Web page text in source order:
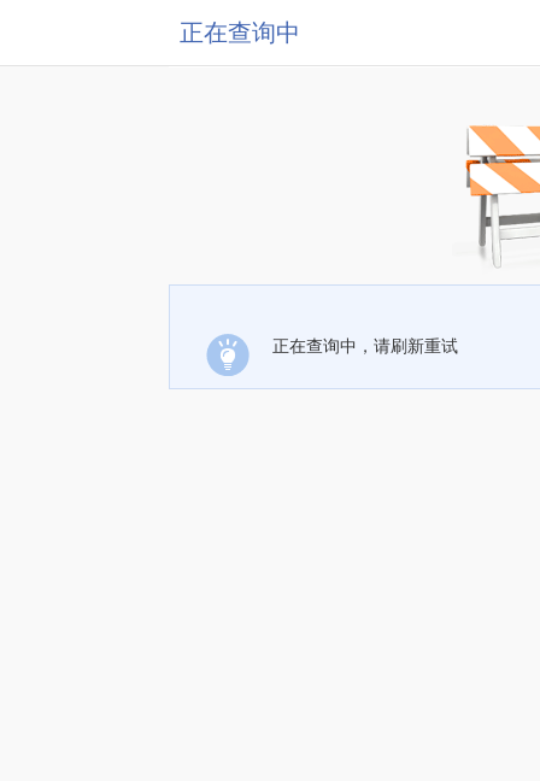
正在查询中
正在查询中，请刷新重试